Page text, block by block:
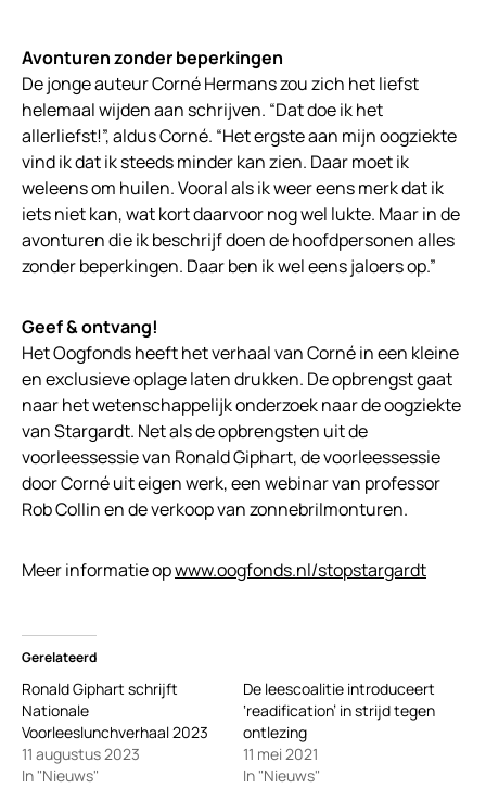
Avonturen zonder beperkingen
De jonge auteur Corné Hermans zou zich het liefst
helemaal wijden aan schrijven. “Dat doe ik het
allerliefst!”, aldus Corné. “Het ergste aan mijn oogziekte
vind ik dat ik steeds minder kan zien. Daar moet ik
weleens om huilen. Vooral als ik weer eens merk dat ik
iets niet kan, wat kort daarvoor nog wel lukte. Maar in de
avonturen die ik beschrijf doen de hoofdpersonen alles
zonder beperkingen. Daar ben ik wel eens jaloers op.”
Geef & ontvang!
Het Oogfonds heeft het verhaal van Corné in een kleine
en exclusieve oplage laten drukken. De opbrengst gaat
naar het wetenschappelijk onderzoek naar de oogziekte
van Stargardt. Net als de opbrengsten uit de
voorleessessie van Ronald Giphart, de voorleessessie
door Corné uit eigen werk, een webinar van professor
Rob Collin en de verkoop van zonnebrilmonturen.
Meer informatie opwww.oogfonds.nl/stopstargardt
Gerelateerd
Ronald Giphart schrijft
Nationale
Voorleeslunchverhaal 2023
11 augustus 2023
In "Nieuws"
De leescoalitie introduceert
‘readification’ in strijd tegen
ontlezing
11 mei 2021
In "Nieuws"